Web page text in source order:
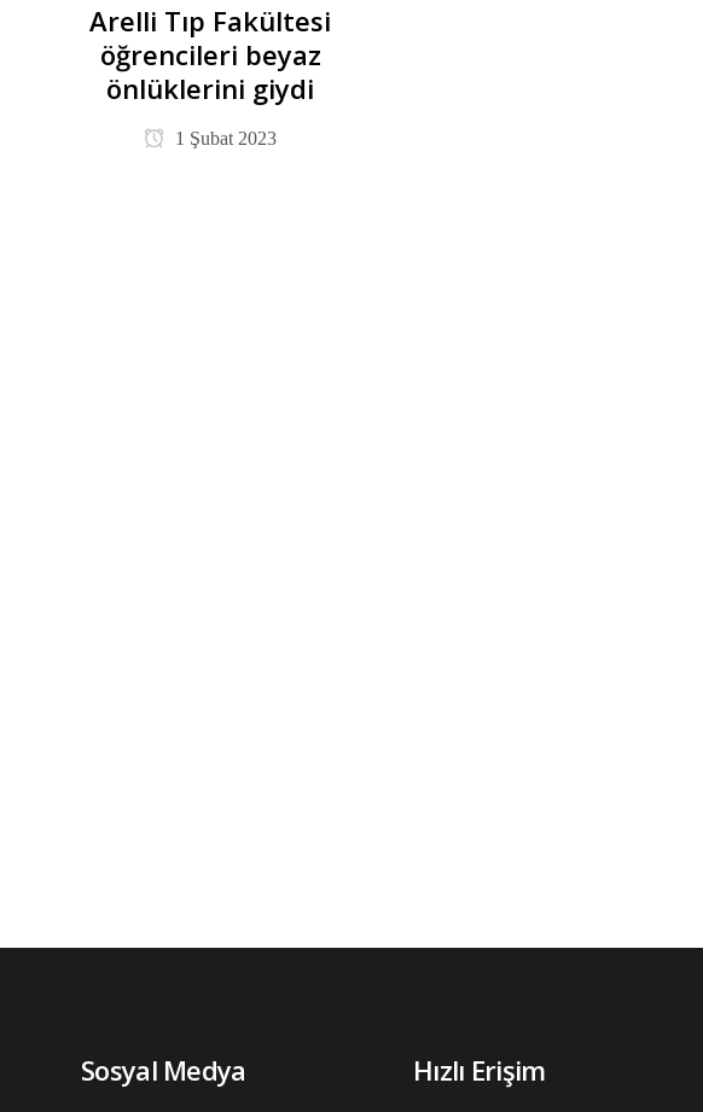
Arelli Tıp Fakültesi
öğrencileri beyaz
önlüklerini giydi
1 Şubat 2023
Sosyal Medya Hızlı Erişim